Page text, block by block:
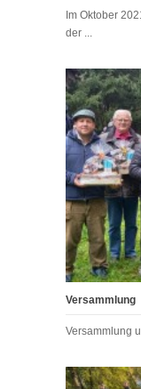
Im Oktober
der ...
Versammlung
Versammlung